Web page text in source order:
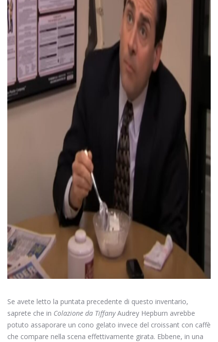
Se avete letto la puntata precedente di questo inventario,
saprete che in Colazione da TiffanyAudrey Hepburn avrebbe
potuto assaporare un cono gelato invece del croissant con caffè
che compare nella scena effettivamente girata. Ebbene, in una